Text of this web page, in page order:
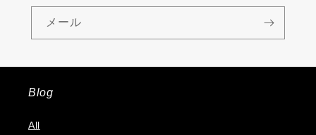
メール
Blog
All